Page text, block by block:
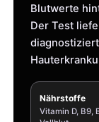
Blutwerte
Der Test
Nährstoffe
Vitamin D, B9,